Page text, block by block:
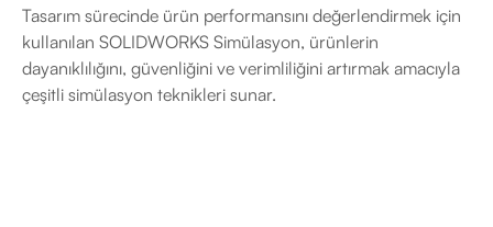
Tasarım sürecinde ürün performansını değerlendirmek için
kullanılan SOLIDWORKS Simülasyon, ürünlerin
dayanıklılığını, güvenliğini ve verimliliğini artırmak amacıyla
çeşitli simülasyon teknikleri sunar.